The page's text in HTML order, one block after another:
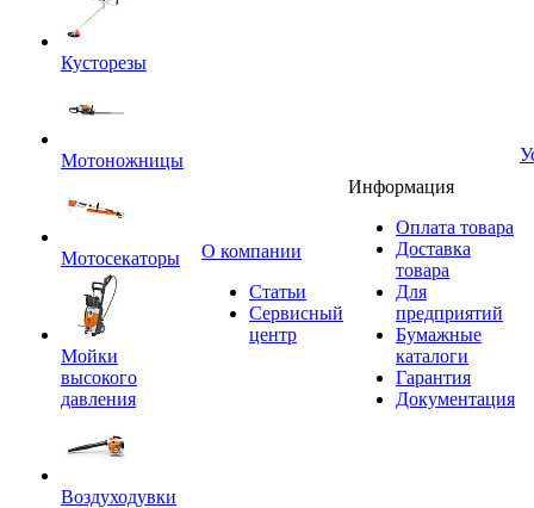
Кусторезы
Мотоножницы
Мотосекаторы
Мойки
высокого
давления
Воздуходувки
O компании
Статьи
Сервисный
центр
Информация
Оплата товара
Доставка
товара
Для
предприятий
Бумажные
каталоги
Гарантия
Документация